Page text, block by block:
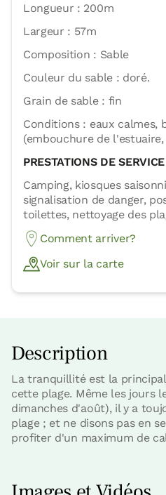
Longueur : 200m
Largeur : 57m
Composition : Sable
Couleur du sable : doré.
Grain de sable : fin
Conditions : eaux calmes,
(embouchure de l'estuaire,
PRESTATIONS DE SERVICE
Camping, kiosques
signalisation de danger,
toilettes, nettoyage des
Comment arriver?
Voir sur la carte
Description
La tranquillité est la
cette plage. Même les jours
dimanches d'août), il y a
plage ; et ne disons pas en
profiter d'un maximum de